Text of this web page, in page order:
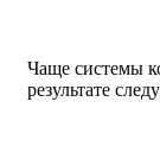
Чаще системы
результате